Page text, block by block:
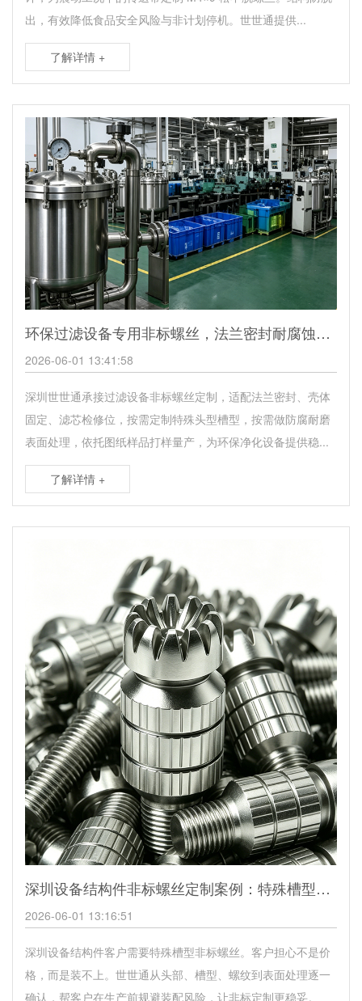
出，有效降低食品安全风险与非计划停机。世世通提供...
了解详情 +
环保过滤设备专用非标螺丝，法兰密封耐腐蚀紧固螺丝
2026-06-01 13:41:58
深圳世世通承接过滤设备非标螺丝定制，适配法兰密封、壳体
固定、滤芯检修位，按需定制特殊头型槽型，按需做防腐耐磨
表面处理，依托图纸样品打样量产，为环保净化设备提供稳...
了解详情 +
深圳设备结构件非标螺丝定制案例：特殊槽型螺丝怎么做才能装得上？
2026-06-01 13:16:51
深圳设备结构件客户需要特殊槽型非标螺丝。客户担心不是价
格，而是装不上。世世通从头部、槽型、螺纹到表面处理逐一
确认，帮客户在生产前规避装配风险，让非标定制更稳妥。